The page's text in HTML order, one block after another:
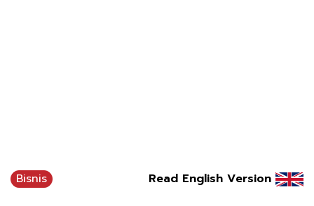
Bisnis Read English Version